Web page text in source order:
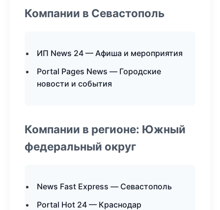
Компании в Севастополь
ИП News 24 — Афиша и мероприятия
Portal Pages News — Городские
новости и события
Компании в регионе: Южный
федеральный округ
News Fast Express — Севастополь
Portal Hot 24 — Краснодар